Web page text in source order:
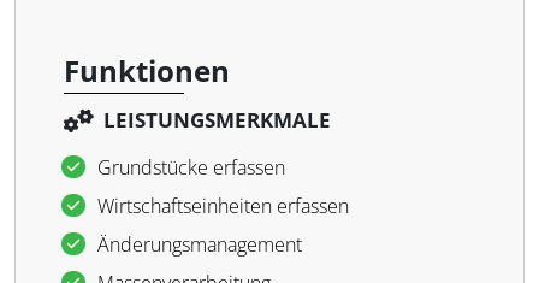
Funktionen
LEISTUNGSMERKMALE
Grundstücke erfassen
Wirtschaftseinheiten erfassen
Änderungsmanagement